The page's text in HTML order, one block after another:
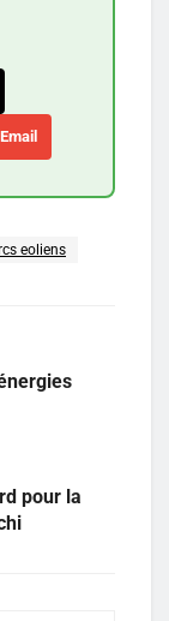
Email
eoliens
pour la